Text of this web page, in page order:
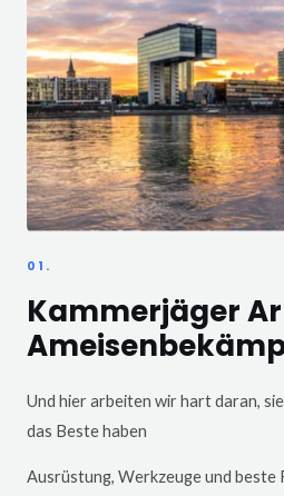
01.
Kammerjäger
Und hier arbeiten wir hart daran,
das Beste haben
Ausrüstung, Werkzeuge und beste